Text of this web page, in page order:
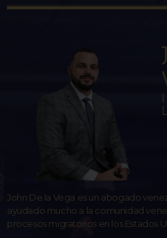
John De la Vega es un abogado
ayudado mucho a la comunidad
procesos migratorios en los Estados